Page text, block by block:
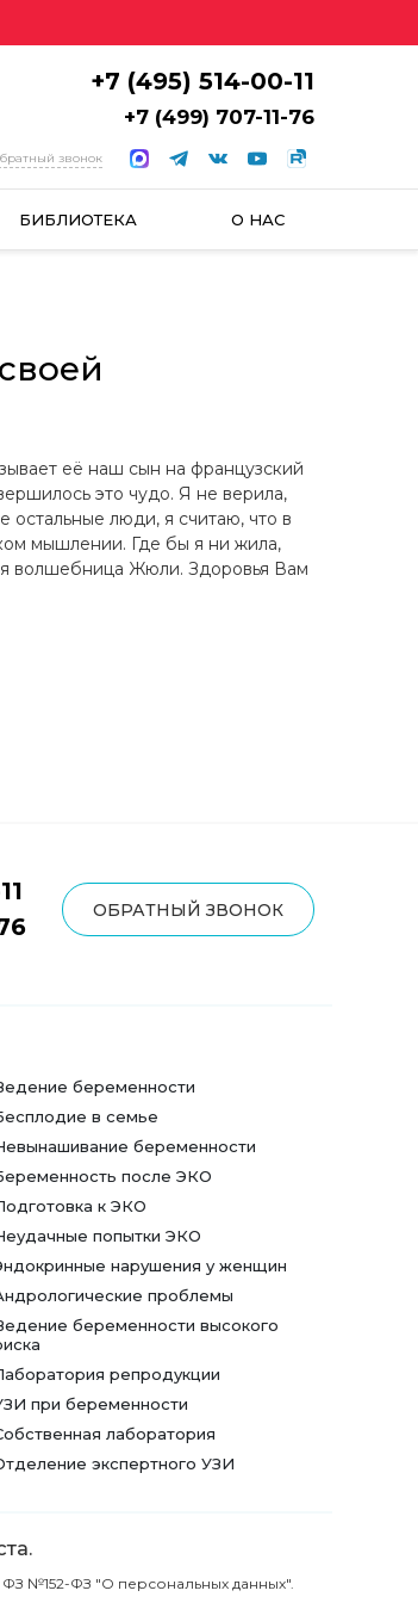
+7 (495) 514-00-11
+7 (499) 707-11-76
звонок
БИБЛИОТЕКА О НАС
её наш сын на французский
это чудо. Я не верила,
люди, я считаю, что в
мышлении. Где бы я ни жила,
волшебница Жюли. Здоровья Вам
ОБРАТНЫЙ ЗВОНОК
беременности
в семье
беременности
после ЭКО
к ЭКО
попытки ЭКО
нарушения у женщин
проблемы
беременности высокого
репродукции
при беременности
лаборатория
экспертного УЗИ
ФЗ №152-ФЗ "О персональных данных".